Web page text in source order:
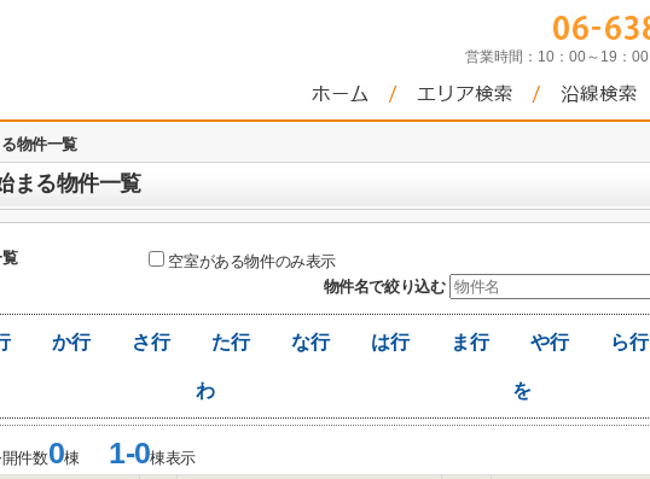
営業時間： 10：00～19：00
物件一覧
まる物件一覧
空室がある物件のみ表示
物件名で絞り込む
か行 さ行 た行 な行 は行 ま行 や行 ら行
わ を
件数0棟 1-0棟表示